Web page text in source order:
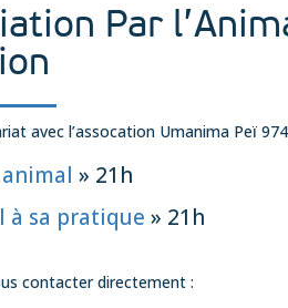
Par
avec l’assocation Umanima Peï
» 21h
à sa pratique » 21h
contacter directement :